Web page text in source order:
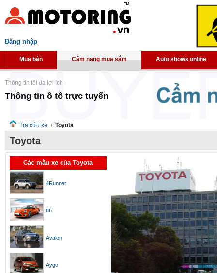
Đăng nhập
Mua bán Cẩm nang mua sắm Auto shows online
Thông tin tối đa lợi ích
Thông tin ô tô trực tuyến
Tra cứu xe Toyota
Toyota
Các mẫu xe của Toyota
4Runner
86
Avalon
Aygo